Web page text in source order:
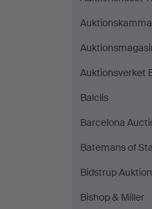
Auktionsverket
Balclis
Barcelona
Batemans of
Bidstrup
Bishop & Miller